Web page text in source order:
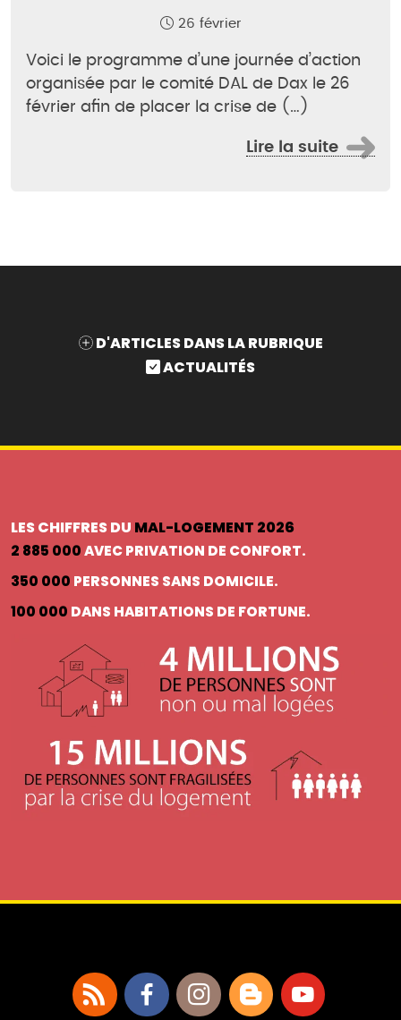
26 février
Voici le programme d’une journée d’action
organisée par le comité DAL de Dax le 26
février afin de placer la crise de (…)
Lire la suite
D'ARTICLES DANS LA RUBRIQUE
ACTUALITÉS
LES CHIFFRES DU MAL-LOGEMENT 2026
2 885 000AVEC PRIVATION DE CONFORT.
350 000 PERSONNES SANS DOMICILE.
100 000 DANS HABITATIONS DE FORTUNE.